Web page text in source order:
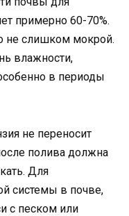
примерно 60-70%.
не слишком мокрой.
влажности,
в периоды
не переносит
полива должна
Для
системы в почве,
с песком или